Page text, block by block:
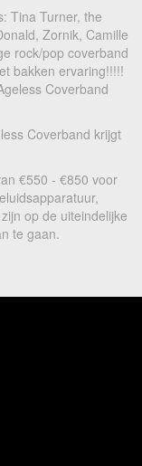
Tina Turner, the
Zornik, Camille
rock/pop coverband
bakken ervaring!!!!!
Coverband
Coverband krijgt
€550 - €850 voor
op de uiteindelijke
te gaan.